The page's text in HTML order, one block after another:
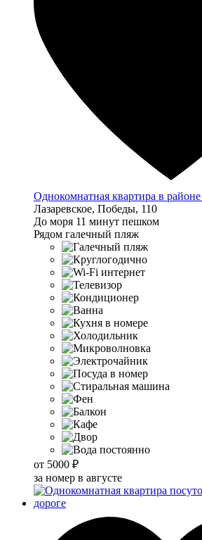
Однокомнатная квартира в
Лазаревское, Победы, 110
До моря 11 минут пешком
Рядом галечный пляж
от 5000 ₽
за номер в августе